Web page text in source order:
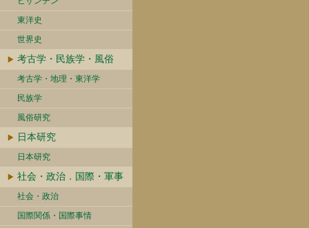
東洋史
世界史
考古学・民族学・風俗
考古学・地理・東洋学
民族学
風俗研究
日本研究
日本研究
社会・政治．国際・軍事
社会・政治
国際関係・国際事情